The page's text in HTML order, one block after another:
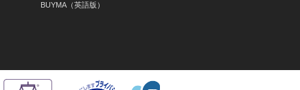
BUYMA（英語版）